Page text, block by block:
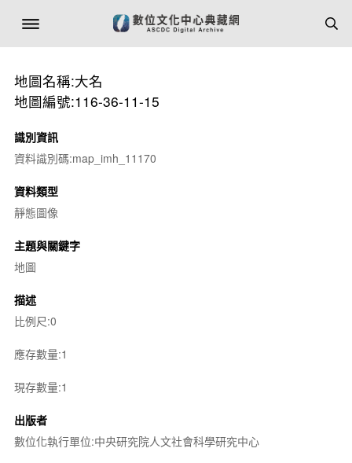
地圖名稱:大名
地圖編號:116-36-11-15
識別資訊
資料識別碼:map_imh_11170
資料類型
靜態圖像
主題與關鍵字
地圖
描述
比例尺:0
應存數量:1
現存數量:1
出版者
數位化執行單位:中央研究院人文社會科學研究中心